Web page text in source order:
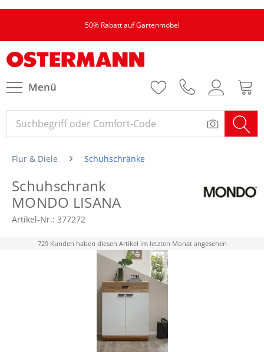
50% Rabatt auf Gartenmöbel
Menü
Flur & Diele Schuhschränke
Schuhschrank
MONDO LISANA
Artikel-Nr.: 377272
729 Kunden haben diesen Artikel im letzten Monat angesehen